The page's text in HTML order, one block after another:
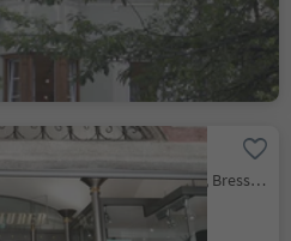
Bressanone città, Bressanone, Bressanone e dintorni
Bressanone città, Bressanone, Bressanone e dintorni